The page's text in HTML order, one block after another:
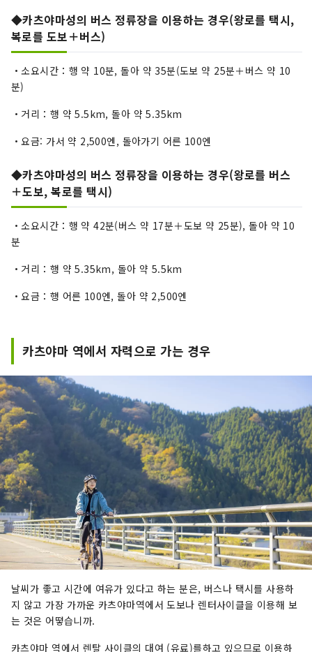
◆카츠야마성의 버스 정류장을 이용하는 경우(왕로를 택시,
복로를 도보＋버스)
・소요시간：행 약 10분, 돌아 약 35분(도보 약 25분＋버스 약 10
분)
・거리：행 약 5.5km, 돌아 약 5.35km
・요금: 가서 약 2,500엔, 돌아가기 어른 100엔
◆카츠야마성의 버스 정류장을 이용하는 경우(왕로를 버스
＋도보, 복로를 택시)
・소요시간：행 약 42분(버스 약 17분＋도보 약 25분), 돌아 약 10
분
・거리：행 약 5.35km, 돌아 약 5.5km
・요금：행 어른 100엔, 돌아 약 2,500엔
카츠야마 역에서 자력으로 가는 경우
날씨가 좋고 시간에 여유가 있다고 하는 분은, 버스나 택시를 사용하
지 않고 가장 가까운 카츠야마역에서 도보나 렌터사이클을 이용해 보
는 것은 어떻습니까.
카츠야마 역에서 렌탈 사이클의 대여 (유료)를하고 있으므로 이용하